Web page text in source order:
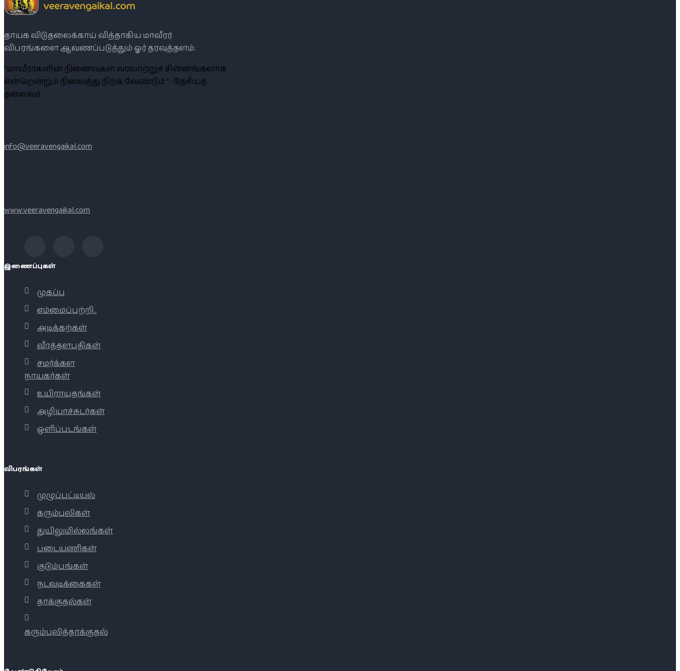
தாயக விடுதலைக்காய் வித்தாகிய மாவீரர்
விபரங்களை ஆவணப்படுத்தும் ஓர் தரவுத்தளம்.
“மாவீரர்களின் நினைவுகள் வரலாற்றுச் சின்னங்களாக
என்றென்றும் நிலைத்து நிற்க வேண்டும் ”- தேசியத்
தலைவர்
info@veeravengaikal.com
www.veeravengaikal.com
இணைப்புகள்
முகப்பு
எம்மைப்பற்றி..
அடிக்கற்கள்
வீரத்தளபதிகள்
சமர்க்கள
நாயகர்கள்
உயிராயுதங்கள்
அழியாச்சுடர்கள்
ஒளிப்படங்கள்
விபரங்கள்
முழுப்பட்டியல்
கரும்புலிகள்
துயிலுமில்லங்கள்
படையணிகள்
குடும்பங்கள்
நடவடிக்கைகள்
தாக்குதல்கள்
கரும்புலித்தாக்குதல்